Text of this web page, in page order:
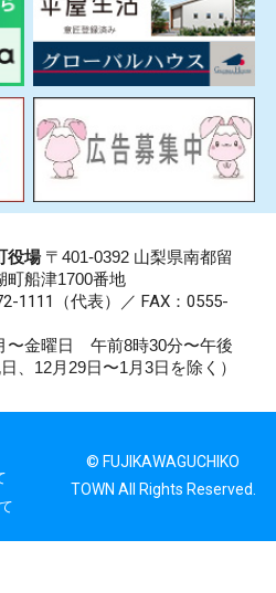
役場〒401-0392 山梨県南都留
町船津1700番地
1111 （代表）／ FAX：0555-
〜金曜日 午前8時30分〜午後
、12月29日〜1月3日を除く）
© FUJIKAWAGUCHIKO
TOWN All Rights Reserved.